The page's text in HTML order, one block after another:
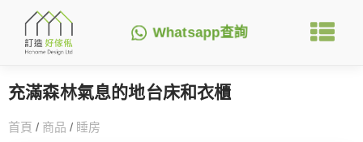
Whatsapp查詢
充滿森林氣息的地台床和衣櫃
首頁 / 商品 / 睡房